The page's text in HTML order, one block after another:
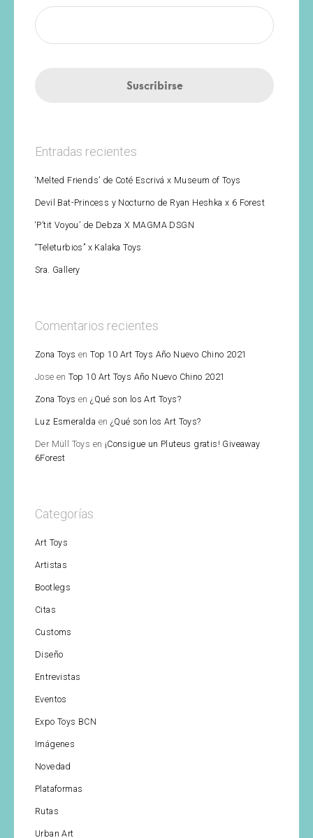
Entradas recientes
‘Melted Friends’ de Coté Escrivá x Museum of Toys
Devil Bat-Princess y Nocturno de Ryan Heshka x 6 Forest
‘P’tit Voyou’ de Debza X MAGMA DSGN
“Teleturbios” x Kalaka Toys
Sra. Gallery
Comentarios recientes
Zona Toys enTop 10 Art Toys Año Nuevo Chino 2021
Jose enTop 10 Art Toys Año Nuevo Chino 2021
Zona Toys en¿Qué son los Art Toys?
Luz Esmeralda en ¿Qué son los Art Toys?
Der Müll Toys en ¡Consigue un Pluteus gratis! Giveaway
6Forest
Categorías
Art Toys
Artistas
Bootlegs
Citas
Customs
Diseño
Entrevistas
Eventos
Expo Toys BCN
Imágenes
Novedad
Plataformas
Rutas
Urban Art